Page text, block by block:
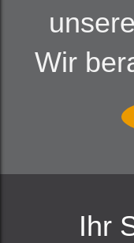
Wir
Ihr